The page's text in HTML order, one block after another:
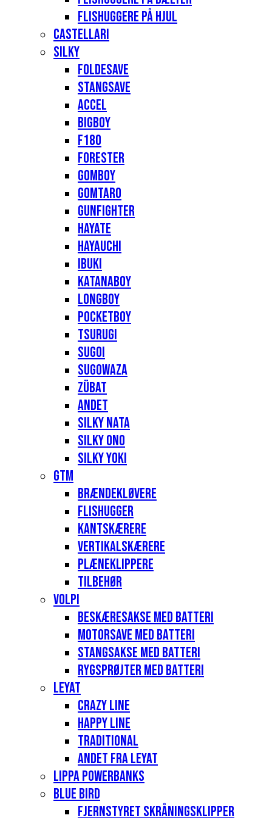
Flishuggere på hjul
Castellari
Silky
Foldesave
Stangsave
Accel
Bigboy
F180
Forester
Gomboy
Gomtaro
Gunfighter
Hayate
Hayauchi
Ibuki
Katanaboy
Longboy
Pocketboy
Tsurugi
Sugoi
Sugowaza
Zübat
Andet
Silky Nata
Silky Ono
Silky Yoki
GTM
Brændekløvere
Flishugger
Kantskærere
Vertikalskærere
Plæneklippere
Tilbehør
Volpi
Beskæresakse med batteri
Motorsave med batteri
Stangsakse med batteri
Rygsprøjter med batteri
Leyat
Crazy Line
Happy Line
Traditional
Andet fra Leyat
Lippa Powerbanks
Blue Bird
Fjernstyret skråningsklipper